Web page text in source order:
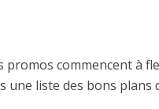
promos commencent à
une liste des bons